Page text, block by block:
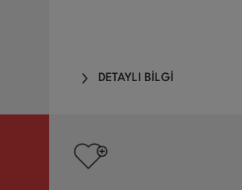
DETAYLI BİLGİ